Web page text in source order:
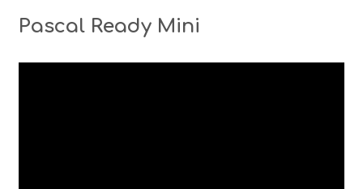
Pascal Ready Mini